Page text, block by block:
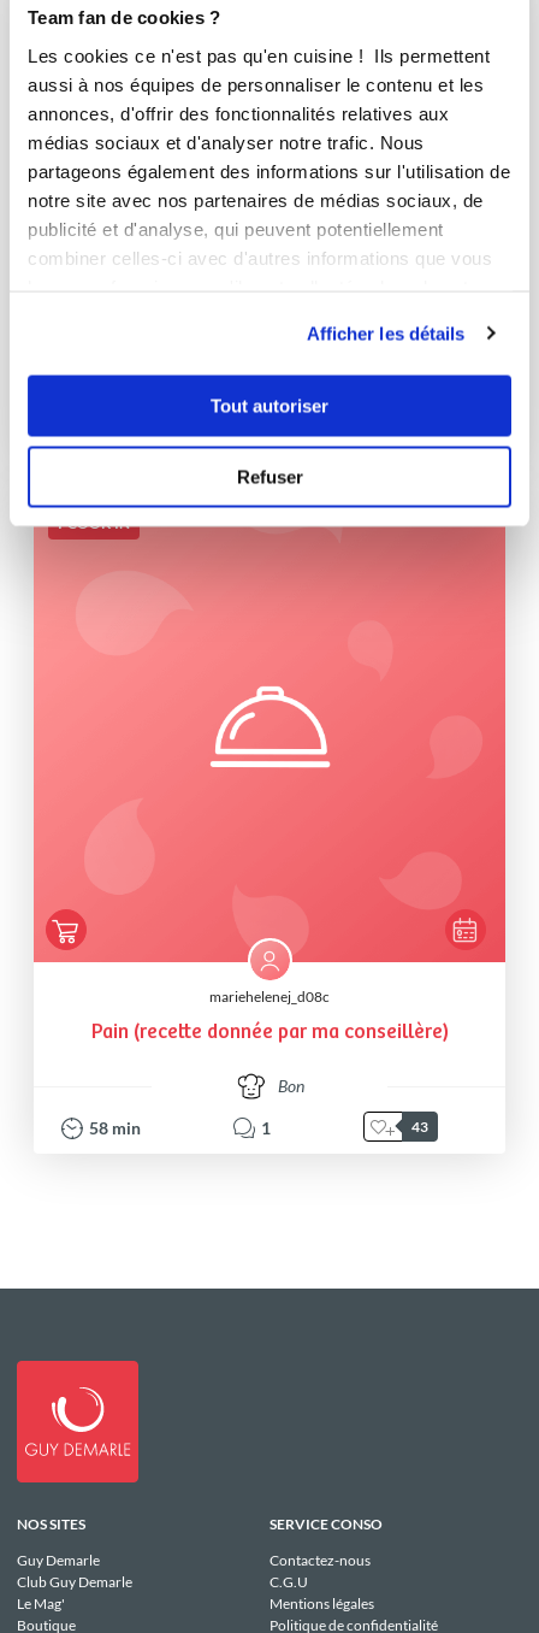
Team fan de cookies ?
Les cookies ce n'est pas qu'en cuisine ! Ils permettent
aussi à nos équipes de personnaliser le contenu et les
annonces, d'offrir des fonctionnalités relatives aux
médias sociaux et d'analyser notre trafic. Nous
partageons également des informations sur l'utilisation de
notre site avec nos partenaires de médias sociaux, de
publicité et d'analyse, qui peuvent potentiellement
combiner celles-ci avec d'autres informations que vous
Afficher les détails
Tout autoriser
Refuser
I-COOK'IN
mariehelenej_d08c
Pain (recette donnée par ma conseillère)
Bon
58 min 1 43
NOS SITES
Guy Demarle
Club Guy Demarle
Le Mag'
Boutique
SERVICE CONSO
Contactez-nous
C.G.U
Mentions légales
Politique de confidentialité